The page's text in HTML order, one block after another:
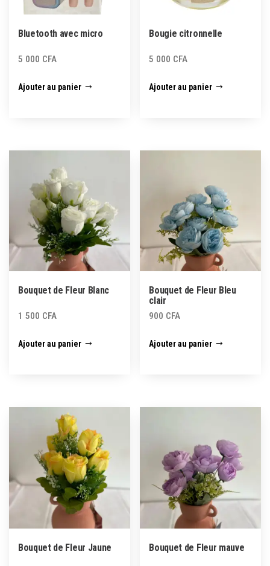
Bluetooth avec micro
5 000 CFA
Ajouter au panier
Bougie citronnelle
5 000 CFA
Ajouter au panier
Bouquet de Fleur Blanc
1 500 CFA
Ajouter au panier
Bouquet de Fleur Bleu
clair
900 CFA
Ajouter au panier
Bouquet de Fleur Jaune Bouquet de Fleur mauve